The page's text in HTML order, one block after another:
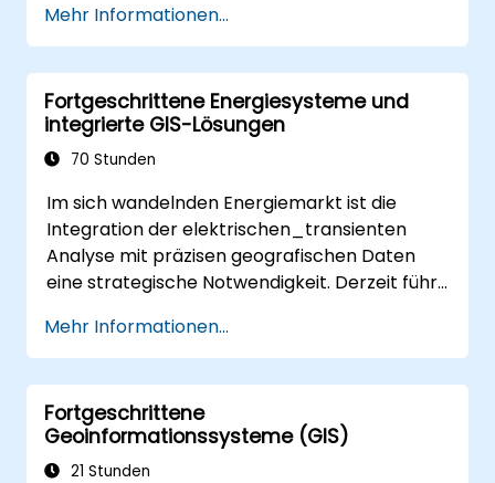
Räumliche Modellierung zur
Problemlösung in realen Szenarien
anwenden.
Geostatistische Analysen für eine
fortgeschrittene Datenauswertung
durchführen.
3D-Raumdatenanalysen effektiv nutzen.
Mehr Informationen...
Fortgeschrittene Energiesysteme und
integrierte GIS-Lösungen
70 Stunden
Im sich wandelnden Energiemarkt ist die
Integration der elektrischen_transienten
Analyse mit präzisen geografischen Daten
eine strategische Notwendigkeit. Derzeit führt
zu erheblichen operativen Risiken. Dieses 14-
tägige Intensivprogramm in Melbourne soll
die Lücke zwischen Elektroingenieurwesen
und georäumlichem Management schließen.
Mehr Informationen...
Fortgeschrittene
Geoinformationssysteme (GIS)
21 Stunden